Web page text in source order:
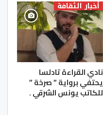
أخبار الثقافة
نادي القراءة تادلسا
يحتفي برواية ” صرخة ”
للكاتب يونس الشرقي .